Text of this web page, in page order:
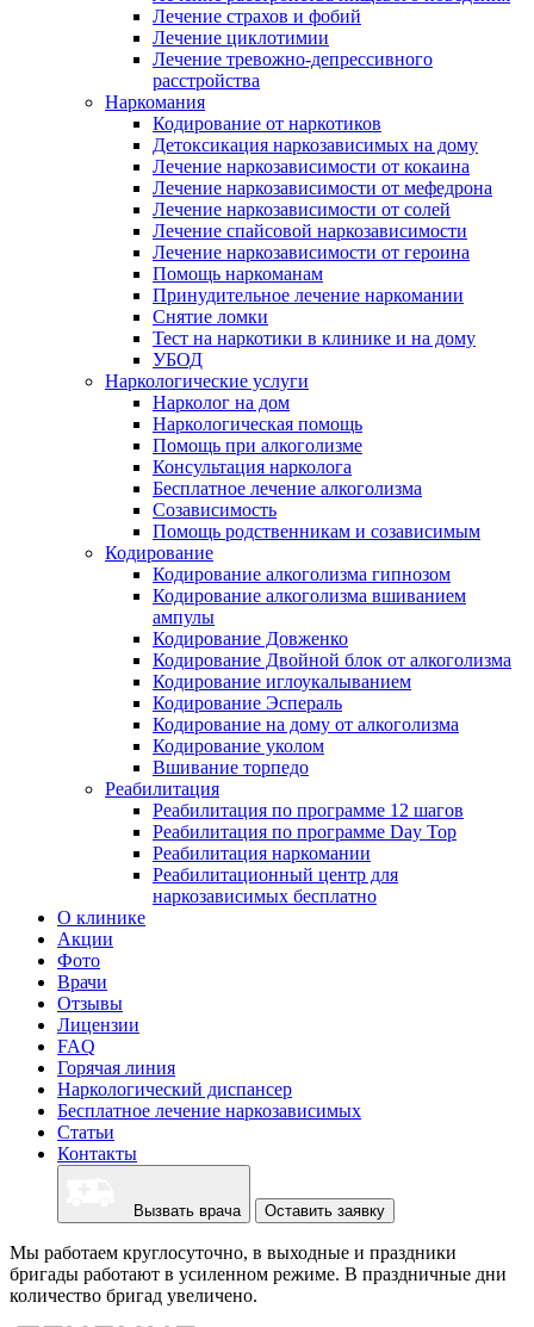
Лечение страхов и фобий
Лечение циклотимии
Лечение тревожно-депрессивного
расстройства
Наркомания
Кодирование от наркотиков
Детоксикация наркозависимых на дому
Лечение наркозависимости от кокаина
Лечение наркозависимости от мефедрона
Лечение наркозависимости от солей
Лечение спайсовой наркозависимости
Лечение наркозависимости от героина
Помощь наркоманам
Принудительное лечение наркомании
Снятие ломки
Тест на наркотики в клинике и на дому
УБОД
Наркологические услуги
Нарколог на дом
Наркологическая помощь
Помощь при алкоголизме
Консультация нарколога
Бесплатное лечение алкоголизма
Созависимость
Помощь родственникам и созависимым
Кодирование
Кодирование алкоголизма гипнозом
Кодирование алкоголизма вшиванием
ампулы
Кодирование Довженко
Кодирование Двойной блок от алкоголизма
Кодирование иглоукалыванием
Кодирование Эспераль
Кодирование на дому от алкоголизма
Кодирование уколом
Вшивание торпедо
Реабилитация
Реабилитация по программе 12 шагов
Реабилитация по программе Day Top
Реабилитация наркомании
Реабилитационный центр для
наркозависимых бесплатно
О клинике
Акции
Фото
Врачи
Отзывы
Лицензии
FAQ
Горячая линия
Наркологический диспансер
Бесплатное лечение наркозависимых
Статьи
Контакты
Вызвать врача Оставить заявку
Мы работаем круглосуточно, в выходные и праздники
бригады работают в усиленном режиме. В праздничные дни
количество бригад увеличено.